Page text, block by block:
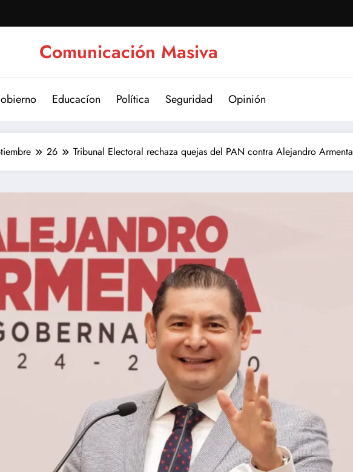
Comunicación Masiva
Educacíon Política Seguridad Opinión
26 Tribunal Electoral rechaza quejas del PAN contra Alejandro Armenta